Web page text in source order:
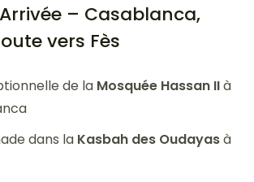
Arrivée – Casablanca,
vers Fès
de la Mosquée Hassan IIà
dans la Kasbah des Oudayasà